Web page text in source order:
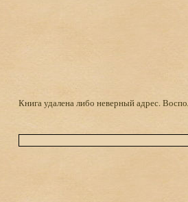
Книга удалена либо неверный адрес.